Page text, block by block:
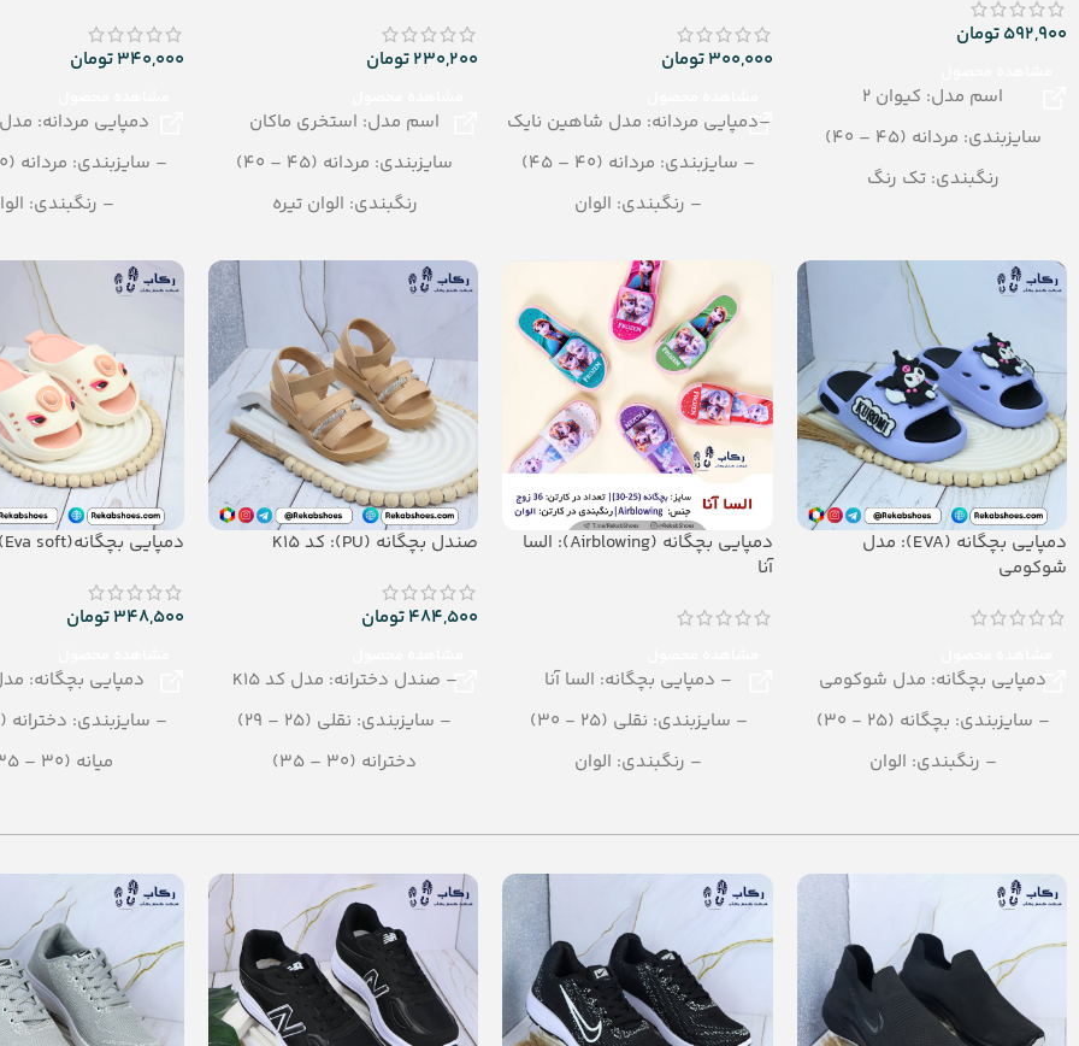
592,900تومان
اسم مدل: کیوان 2
سایزبندی: مردانه (45 – 40)
رنگبندی: تک رنگ
تعداد در کارتن: 12 جفت
جنس: PU
300,000تومان
–دمپایی مردانه: مدل شاهین نایک
– سایزبندی: مردانه (40 – 45)
– رنگبندی: الوان
– جنس: Airblowing
230,200تومان
اسم مدل: استخری ماکان
سایزبندی: مردانه (45 – 40)
رنگبندی: الوان تیره
جنس: Airblowing
340,000تومان
دمپایی مردانه:
– سایزبندی: مردانه (40 – 45)
– رنگبندی:
– جنس: eva soft
دمپایی بچگانه (EVA): مدل
شوکومی
دمپایی بچگانه: مدل شوکومی
– سایزبندی: بچگانه (25 - 30)
– رنگبندی: الوان
– جنس: evasoft
دمپایی بچگانه (Airblowing): السا
آنا
– دمپایی بچگانه: السا آنا
– سایزبندی: نقلی (25 - 30)
– رنگبندی: الوان
– جنس: Airblowing
صندل بچگانه (PU): کد K15
484,500تومان
– صندل دخترانه: مدل کد K15
– سایزبندی: نقلی (25 – 29)
دخترانه (30 – 35)
– تعداد در کارتن: 18 جفت
– جنس: PU
دمپایی بچگانه(Eva soft): مدل دریا
348,500تومان
دمپایی بچگانه:
– سایزبندی: دخترانه (24 – 29)
میانه (30 – 35)
– تعداد در کارتن: 18 جفت
– جنس: eva soft